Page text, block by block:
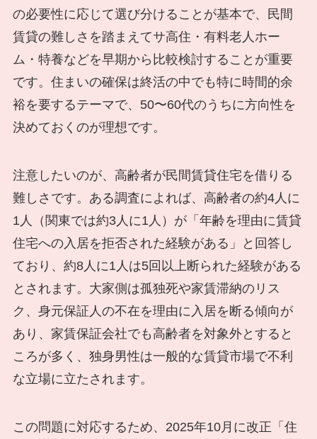
の必要性に応じて選び分けることが基本で、民間
賃貸の難しさを踏まえてサ高住・有料老人ホー
ム・特養などを早期から比較検討することが重要
です。住まいの確保は終活の中でも特に時間的余
裕を要するテーマで、50〜60代のうちに方向性を
決めておくのが理想です。
注意したいのが、高齢者が民間賃貸住宅を借りる
難しさです。ある調査によれば、高齢者の約4人に
1人（関東では約3人に1人）が「年齢を理由に賃貸
住宅への入居を拒否された経験がある」と回答し
ており、約8人に1人は5回以上断られた経験がある
とされます。大家側は孤独死や家賃滞納のリス
ク、身元保証人の不在を理由に入居を断る傾向が
あり、家賃保証会社でも高齢者を対象外とすると
ころが多く、独身男性は一般的な賃貸市場で不利
な立場に立たされます。
この問題に対応するため、2025年10月に改正「住